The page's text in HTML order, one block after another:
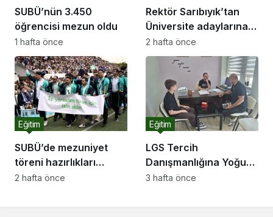
SUBÜ’nün 3.450
öğrencisi mezun oldu
1 hafta önce
Rektör Sarıbıyık’tan
Üniversite adaylarına
tercihi önerileri
2 hafta önce
SUBÜ’de mezuniyet
töreni hazırlıkları
tamam
Eğitim
2 hafta önce
LGS Tercih
Danışmanlığına Yoğun
İlgi
Eğitim
3 hafta önce